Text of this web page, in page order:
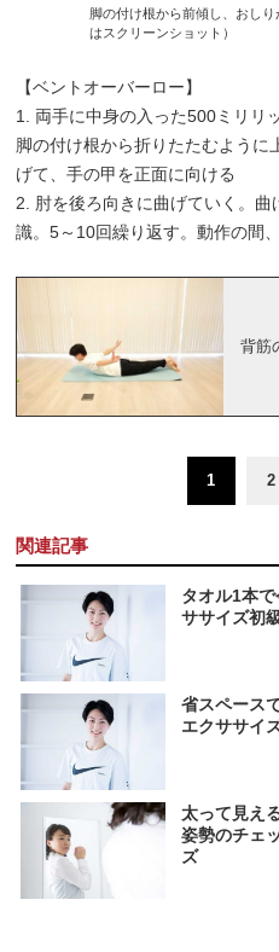
脚の付け根から前傾し、おし
はスクリーンショット）
【ベントオーバーロー】
1. 両手に中身の入った500ミリリ
脚の付け根から折りたたむように
げて、手の甲を正面に向ける
2. 肘を後ろ向きに曲げていく。
識。5～10回繰り返す。動作の間
背筋
1 2
関連記事
タオル1本
ササイズ初
省スペース
エクササイ
太って見え
姿勢のチェ
ズ